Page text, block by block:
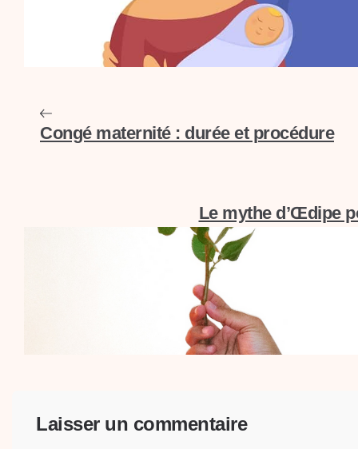
Congé maternité : durée et procédure
Le mythe d’Œdipe
Laisser un commentaire